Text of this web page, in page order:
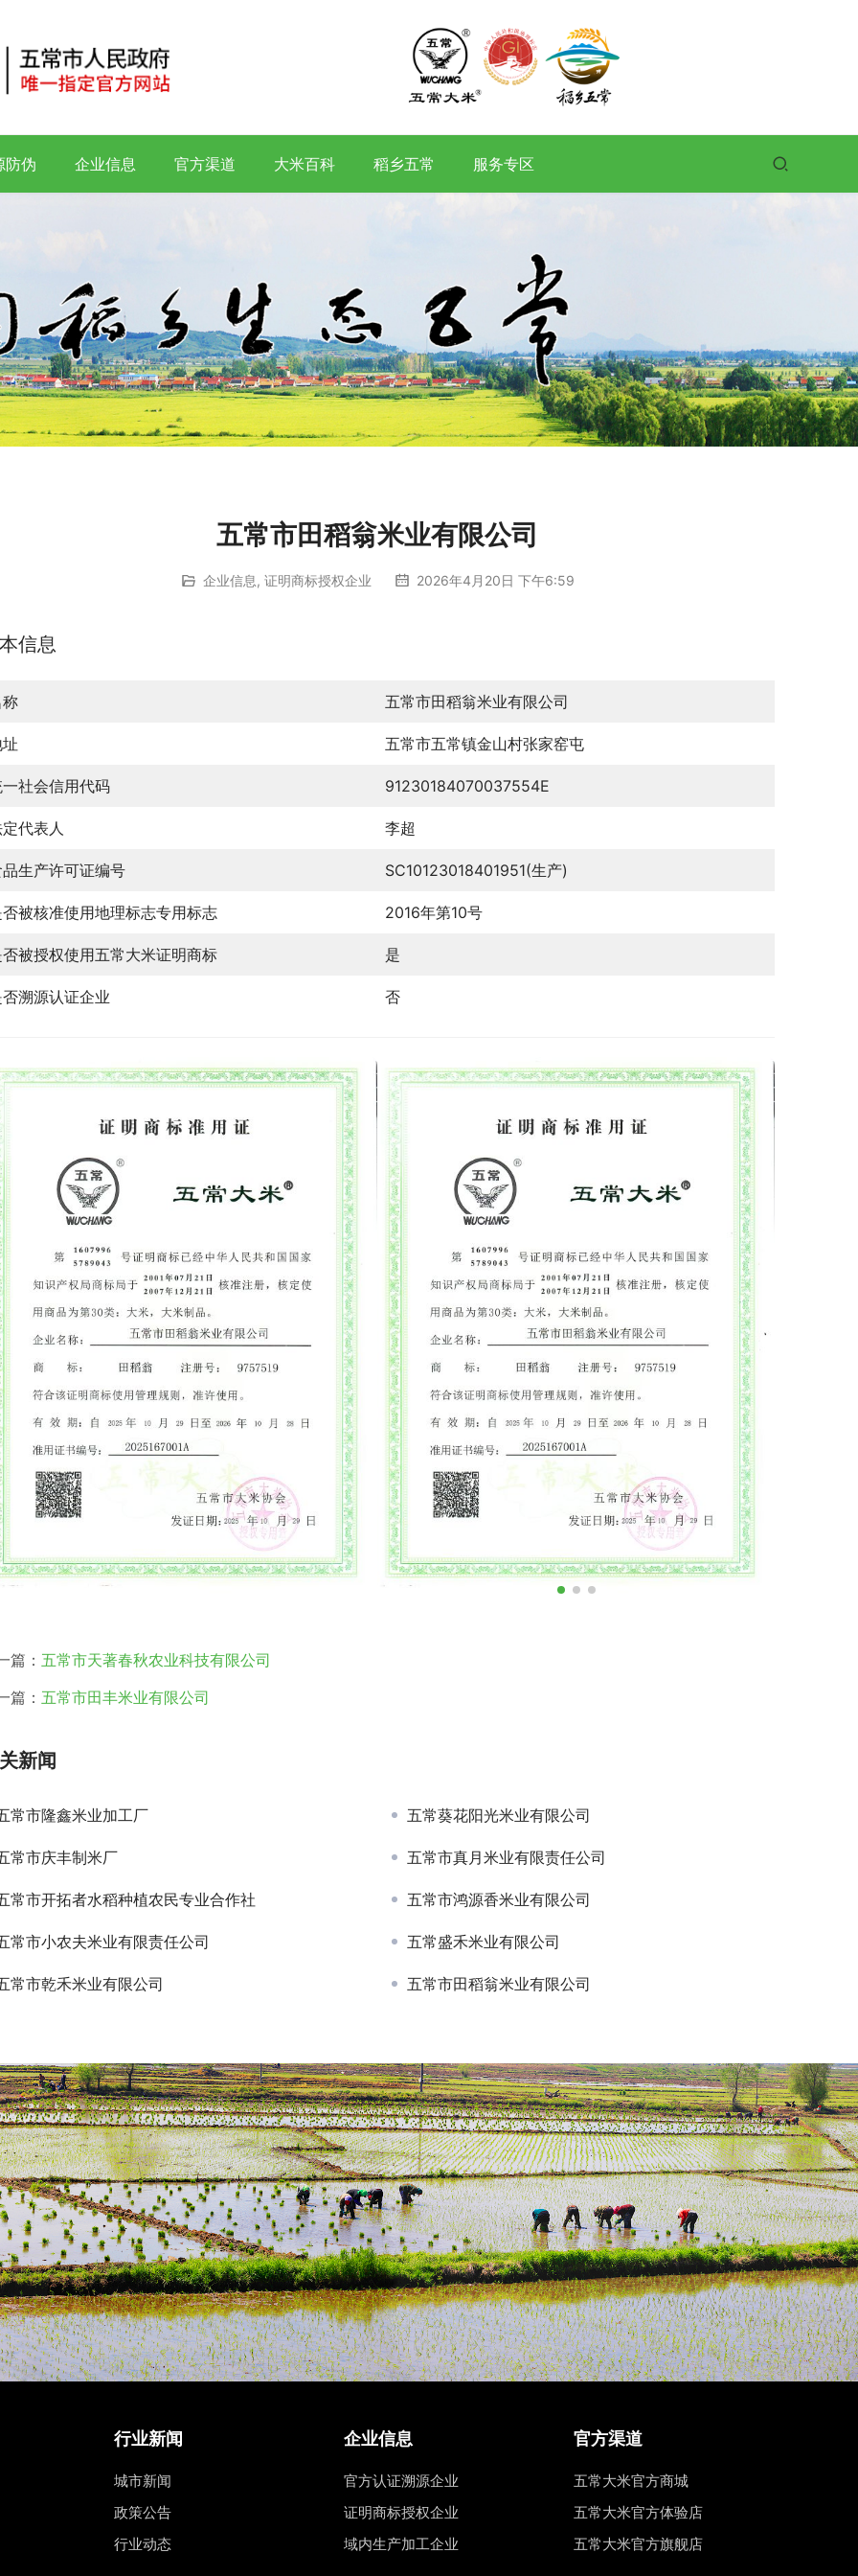
防伪 企业信息 官方渠道 大米百科 稻乡五常 服务专区
五常市田稻翁米业有限公司
企业信息, 证明商标授权企业 2026年4月20日 下午6:59
信息
五常市田稻翁米业有限公司
五常市五常镇金山村张家窑屯
社会信用代码 91230184070037554E
代表人 李超
生产许可证编号 SC10123018401951(生产)
被核准使用地理标志专用标志 2016年第10号
被授权使用五常大米证明商标 是
溯源认证企业 否
篇： 五常市天著春秋农业科技有限公司
篇： 五常市田丰米业有限公司
新闻
常市隆鑫米业加工厂 五常葵花阳光米业有限公司
常市庆丰制米厂 五常市真月米业有限责任公司
常市开拓者水稻种植农民专业合作社 五常市鸿源香米业有限公司
常市小农夫米业有限责任公司 五常盛禾米业有限公司
常市乾禾米业有限公司 五常市田稻翁米业有限公司
行业新闻
城市新闻
政策公告
行业动态
企业信息
官方认证溯源企业
证明商标授权企业
域内生产加工企业
官方渠道
五常大米官方商城
五常大米官方体验店
五常大米官方旗舰店